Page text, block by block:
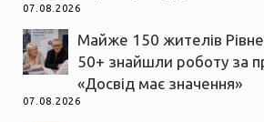
07.08.2026
Майже 150 жителів
50+ знайшли роботу за
«Досвід має значення»
07.08.2026